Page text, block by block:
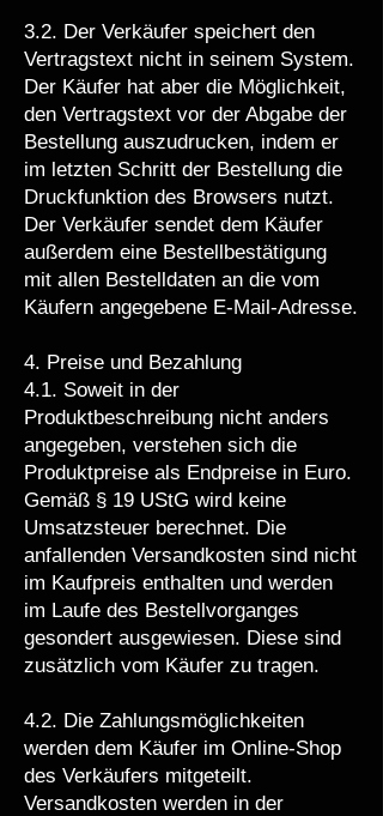
3.2. Der Verkäufer speichert den
Vertragstext nicht in seinem System.
Der Käufer hat aber die Möglichkeit,
den Vertragstext vor der Abgabe der
Bestellung auszudrucken, indem er
im letzten Schritt der Bestellung die
Druckfunktion des Browsers nutzt.
Der Verkäufer sendet dem Käufer
außerdem eine Bestellbestätigung
mit allen Bestelldaten an die vom
Käufern angegebene E-Mail-Adresse.
4. Preise und Bezahlung
4.1. Soweit in der
Produktbeschreibung nicht anders
angegeben, verstehen sich die
Produktpreise als Endpreise in Euro.
Gemäß § 19 UStG wird keine
Umsatzsteuer berechnet. Die
anfallenden Versandkosten sind nicht
im Kaufpreis enthalten und werden
im Laufe des Bestellvorganges
gesondert ausgewiesen. Diese sind
zusätzlich vom Käufer zu tragen.
4.2. Die Zahlungsmöglichkeiten
werden dem Käufer im Online-Shop
des Verkäufers mitgeteilt.
Versandkosten werden in der